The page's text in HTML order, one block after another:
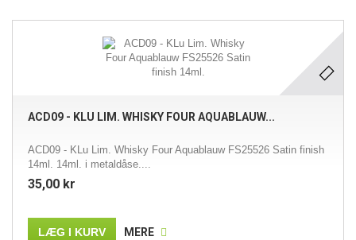
ACD09 - KLU LIM. WHISKY FOUR AQUABLAUW...
ACD09 - KLu Lim. Whisky Four Aquablauw FS25526 Satin finish
14ml. 14ml. i metaldåse....
35,00 kr
LÆG I KURV MERE